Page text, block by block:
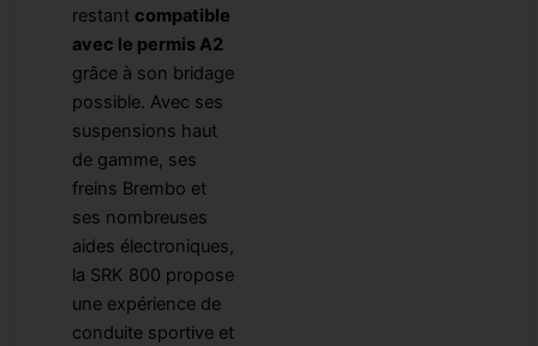
restant compatible
avec le permis A2
grâce à son bridage
possible. Avec ses
suspensions haut
de gamme, ses
freins Brembo et
ses nombreuses
aides électroniques,
la SRK 800 propose
une expérience de
conduite sportive et